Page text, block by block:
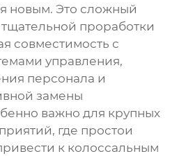
новым. Это сложный
проработки
совместимость с
управления,
персонала и
замены
важно для крупных
где простои
к колоссальным